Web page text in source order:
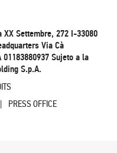
Settembre, 272 I-33080
Via Cà
Sujeto a la
S.p.A.
PRESS OFFICE